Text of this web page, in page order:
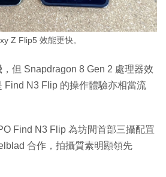
Z Flip5 效能更快。
但 Snapdragon 8 Gen 2 處理器效
Find N3 Flip 的操作體驗亦相當流
Find N3 Flip 為坊間首部三攝配罝
合作，拍攝質素明顯領先